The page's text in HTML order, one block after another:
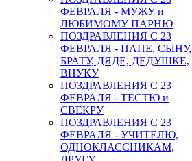
ФЕВРАЛЯ - МУЖУ и
ЛЮБИМОМУ ПАРНЮ
ПОЗДРАВЛЕНИЯ С 23
ФЕВРАЛЯ - ПАПЕ, СЫНУ,
БРАТУ, ДЯДЕ, ДЕДУШКЕ,
ВНУКУ
ПОЗДРАВЛЕНИЯ С 23
ФЕВРАЛЯ - ТЕСТЮ и
СВЕКРУ
ПОЗДРАВЛЕНИЯ С 23
ФЕВРАЛЯ - УЧИТЕЛЮ,
ОДНОКЛАССНИКАМ,